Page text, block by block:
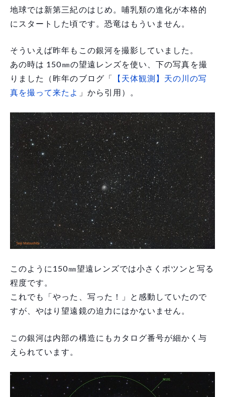
地球では新第三紀のはじめ。哺乳類の進化が本格的
にスタートした頃です。恐竜はもういません。
そういえば昨年もこの銀河を撮影していました。
あの時は 150㎜の望遠レンズを使い、下の写真を撮
りました（昨年のブログ「 【天体観測】天の川の写
真を撮って来たよ 」から引用）。
このように150㎜望遠レンズでは小さくポツンと写る
程度です。
これでも「やった、写った！」と感動していたので
すが、やはり望遠鏡の迫力にはかないません。
この銀河は内部の構造にもカタログ番号が細かく与
えられています。